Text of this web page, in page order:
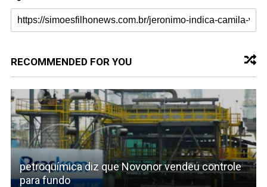
RECOMMENDED FOR YOU
petroquímica diz que Novonor vendeu controle
para fundo